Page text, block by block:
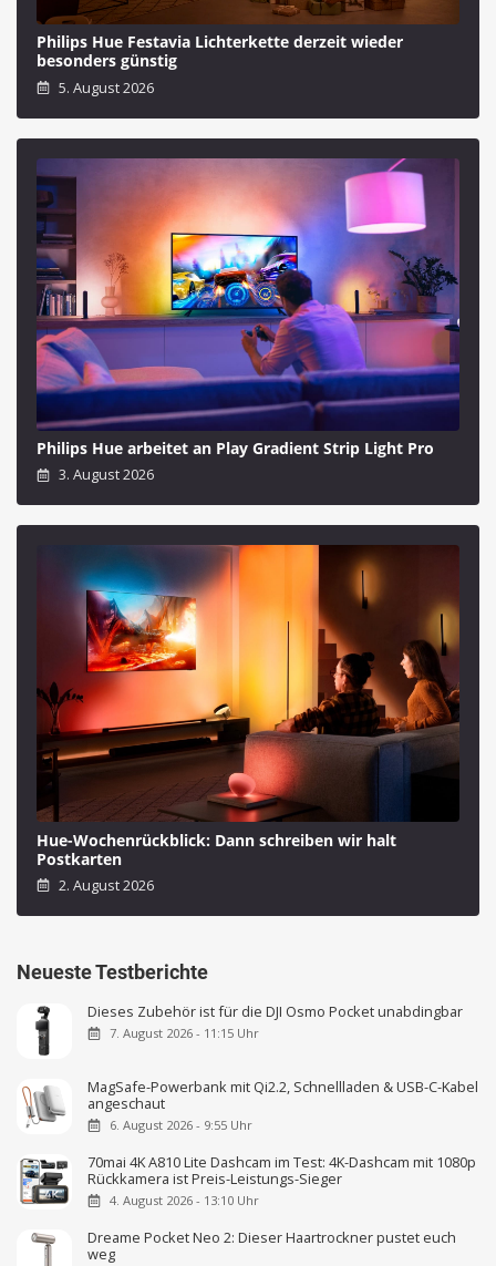
Philips Hue Festavia Lichterkette derzeit wieder
besonders günstig
5. August 2026
Philips Hue arbeitet an Play Gradient Strip Light Pro
3. August 2026
Hue-Wochenrückblick: Dann schreiben wir halt
Postkarten
2. August 2026
Neueste Testberichte
Dieses Zubehör ist für die DJI Osmo Pocket unabdingbar
7. August 2026 - 11:15 Uhr
MagSafe-Powerbank mit Qi2.2, Schnellladen & USB-C-Kabel
angeschaut
6. August 2026 - 9:55 Uhr
70mai 4K A810 Lite Dashcam im Test: 4K-Dashcam mit 1080p
Rückkamera ist Preis-Leistungs-Sieger
4. August 2026 - 13:10 Uhr
Dreame Pocket Neo 2: Dieser Haartrockner pustet euch
weg